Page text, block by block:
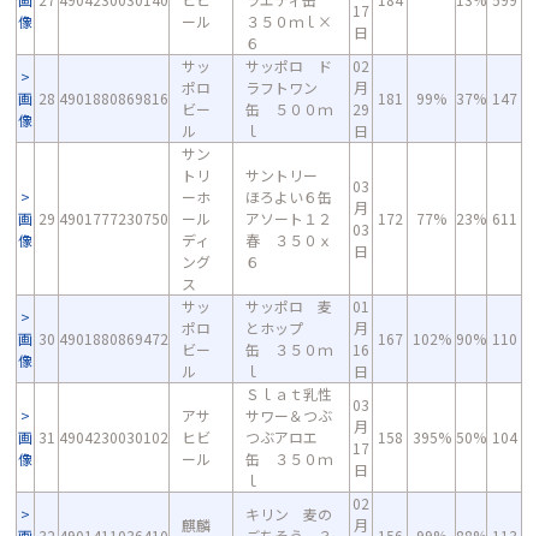
像
ール
３５０ｍｌ×
６
17
日
画
像
28 4901880869816
サッ
ポロ
ビー
ル
サッポロ ド
ラフトワン
缶 ５００ｍ
ｌ
02
月
29
日
181 99% 37% 147
画
像
29 4901777230750
サン
トリ
ーホ
ール
ディ
ング
ス
サントリー
ほろよい６缶
アソート１２
春 ３５０ｘ
６
03
月
03
日
172 77% 23% 611
画
像
30 4901880869472
サッ
ポロ
ビー
ル
サッポロ 麦
とホップ
缶 ３５０ｍ
ｌ
01
月
16
日
167 102% 90% 110
画
像
31 4904230030102
アサ
ヒビ
ール
Ｓｌａｔ乳性
サワー＆つぶ
つぶアロエ
缶 ３５０ｍ
ｌ
03
月
17
日
158 395% 50% 104
麒麟
キリン 麦の
02
月